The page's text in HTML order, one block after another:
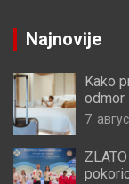
Najnovije
Kako
odmor
7.